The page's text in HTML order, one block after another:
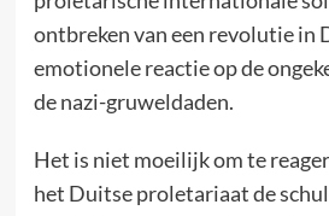
ontbreken van een revolutie in
emotionele reactie op de
de nazi-gruweldaden.
Het is niet moeilijk om te
het Duitse proletariaat de